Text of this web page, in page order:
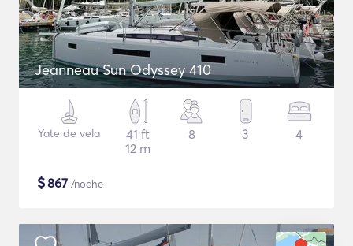
Jeanneau Sun Odyssey 410
Yate de vela
41 ft
12 m
8 3 4
$867 /noche